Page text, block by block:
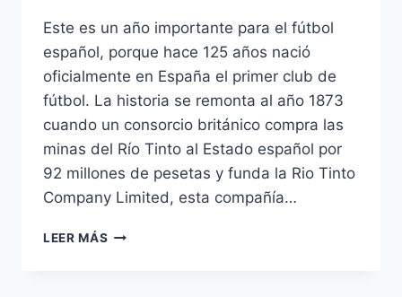
Este es un año importante para el fútbol
español, porque hace 125 años nació
oficialmente en España el primer club de
fútbol. La historia se remonta al año 1873
cuando un consorcio británico compra las
minas del Río Tinto al Estado español por
92 millones de pesetas y funda la Rio Tinto
Company Limited, esta compañía…
LEER MÁS